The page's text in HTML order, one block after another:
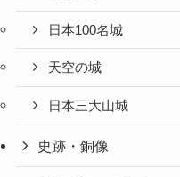
日本100名城
天空の城
日本三大山城
史跡・銅像